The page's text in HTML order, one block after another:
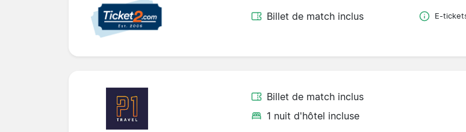
Billet de match inclus E-
Billet de match inclus
1 nuit d'hôtel incluse